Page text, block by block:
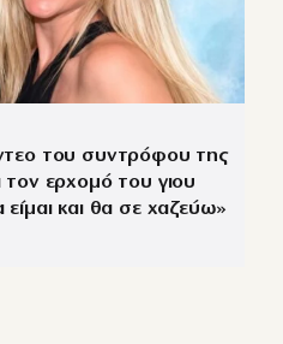
του συντρόφου της
τον ερχομό του γιου
και θα σε χαζεύω»